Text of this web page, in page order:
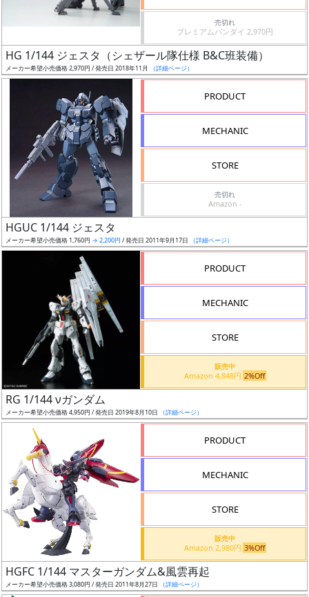
フ
リ
グ
レ
ル
色
ー
ズ・
売切れ
プレミアムバンダイ 2,970円
HG 1/144 ジェスタ（シェザール隊仕様 B&C班装備）
メーカー希望小売価格 2,970円 / 発売日 2018年11月 （詳細ページ）
PRODUCT
MECHANIC
STORE
売切れ
Amazon -
HGUC 1/144 ジェスタ
メーカー希望小売価格 1,760円 → 2,200円 / 発売日 2011年9月17日 （詳細ページ）
PRODUCT
MECHANIC
STORE
販売中
Amazon 4,848円 2%Off
RG 1/144 νガンダム
メーカー希望小売価格 4,950円 / 発売日 2019年8月10日 （詳細ページ）
PRODUCT
MECHANIC
STORE
販売中
Amazon 2,980円 3%Off
HGFC 1/144 マスターガンダム&風雲再起
メーカー希望小売価格 3,080円 / 発売日 2011年8月27日 （詳細ページ）